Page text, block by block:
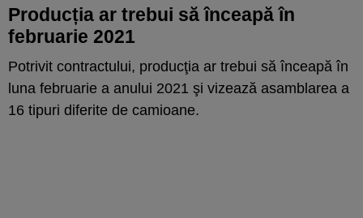
Producția ar trebui să înceapă în
februarie 2021
Potrivit contractului, producţia ar trebui să înceapă în
luna februarie a anului 2021 şi vizează asamblarea a
16 tipuri diferite de camioane.